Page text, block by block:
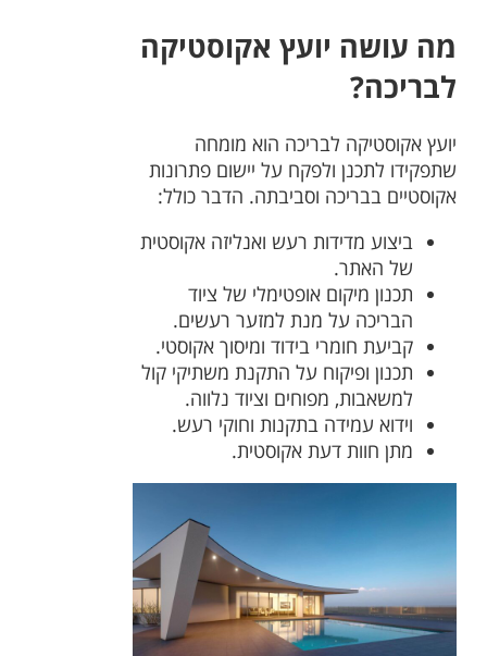
מה עושה יועץ אקוסטיקה
לבריכה?
יועץ אקוסטיקה לבריכה הוא מומחה
שתפקידו לתכנן ולפקח על יישום פתרונות
אקוסטיים בבריכה וסביבתה. הדבר כולל:
ביצוע מדידות רעש ואנליזה אקוסטית
של האתר.
תכנון מיקום אופטימלי של ציוד
הבריכה על מנת למזער רעשים.
קביעת חומרי בידוד ומיסוך אקוסטי.
תכנון ופיקוח על התקנת משתיקי קול
למשאבות, מפוחים וציוד נלווה.
וידוא עמידה בתקנות וחוקי רעש.
מתן חוות דעת אקוסטית.